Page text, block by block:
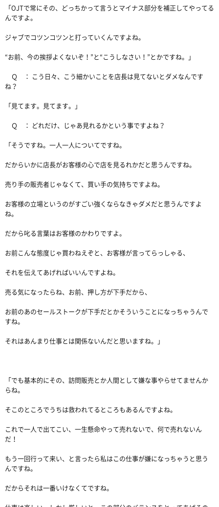
「OJTで常にその、どっちかって言うとマイナス部分を補正してやってる
んですよ。
ジャブでコツンコツンと打っていくんですよね。
“お前、今の挨拶よくないぞ！”と“こうしなさい！”とかですね。」
Ｑ ： こう日々、こう細かいことを店長は見てないとダメなんです
ね？
「見てます。見てます。」
Ｑ ： どれだけ、じゃあ見れるかという事ですよね？
「そうですね。一人一人についてですね。
だからいかに店長がお客様の心で店を見るれかだと思うんですね。
売り手の販売者じゃなくて、買い手の気持ちですよね。
お客様の立場というのがすごい強くならなきゃダメだと思うんですよ
ね。
だから叱る言葉はお客様のかわりですよ。
お前こんな態度じゃ買わねえぞと、お客様が言ってらっしゃる、
それを伝えてあげればいいんですよね。
売る気になったらね、お前、押し方が下手だから、
お前のあのセールストークが下手だとかそういうことになっちゃうんで
すね。
それはあんまり仕事とは関係ないんだと思いますね。」
「でも基本的にその、訪問販売とか人間として嫌な事やらせてませんか
らね。
そこのところでうちは救われてるところもあるんですよね。
これで一人で出てこい、一生懸命やって売れないで、何で売れないん
だ！
もう一回行って来い、と言ったら私はこの仕事が嫌になっちゃうと思う
んですね。
だからそれは一番いけなくてですね。